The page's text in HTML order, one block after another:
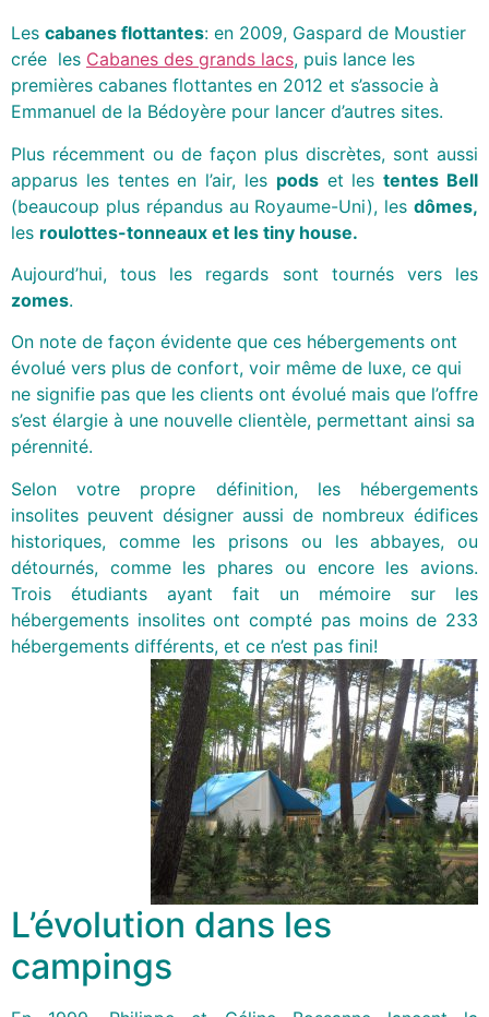
Les cabanes flottantes: en 2009, Gaspard de Moustier
crée les Cabanes des grands lacs, puis lance les
premières cabanes flottantes en 2012 et s’associe à
Emmanuel de la Bédoyère pour lancer d’autres sites.
Plus récemment ou de façon plus discrètes, sont aussi
apparus les tentes en l’air, les podset lestentes Bell
(beaucoup plus répandus au Royaume-Uni), les dômes,
les roulottes-tonneaux et les tiny house.
Aujourd’hui, tous les regards sont tournés vers les
zomes.
On note de façon évidente que ces hébergements ont
évolué vers plus de confort, voir même de luxe, ce qui
ne signifie pas que les clients ont évolué mais que l’offre
s’est élargie à une nouvelle clientèle, permettant ainsi sa
pérennité.
Selon votre propre définition, les hébergements
insolites peuvent désigner aussi de nombreux édifices
historiques, comme les prisons ou les abbayes, ou
détournés, comme les phares ou encore les avions.
Trois étudiants ayant fait un mémoire sur les
hébergements insolites ont compté pas moins de 233
hébergements différents, et ce n’est pas fini!
L’évolution dans les
campings